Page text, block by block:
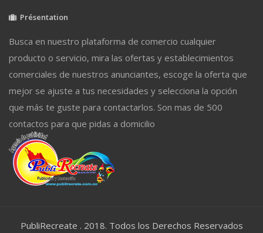
Présentation
Busca en nuestro plataforma de comercio cualquier
producto o servicio, mira las ofertas y establecimientos
comerciales de nuestros anunciantes, escoge la oferta que
mejor se ajuste a tus necesidades y selecciona la opción
que más te guste para contactarlos. Son mas de 500
contactos para que pidas a domicilio
PubliRecreate . 2018. Todos los Derechos Reservados